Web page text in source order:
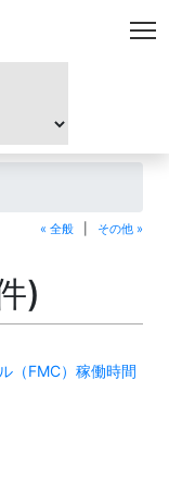
« 全般 その他 »
)
（FMC）稼働時間